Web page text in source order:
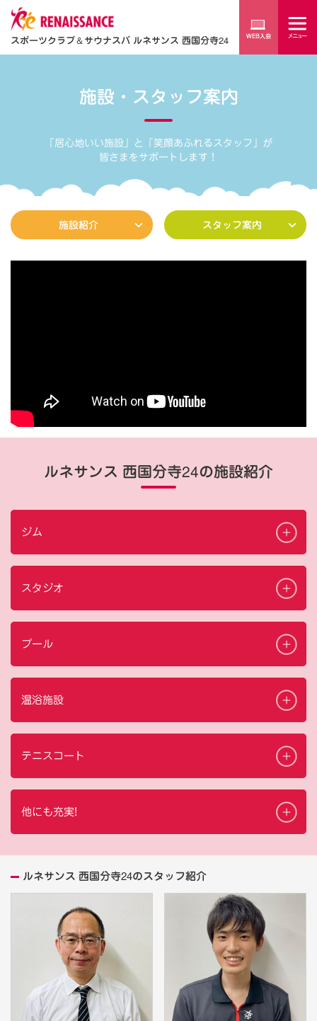
スポーツクラブ＆サウナスパ ルネサンス 西国分寺24
施設・スタッフ案内
「居心地いい施設」と「笑顔あふれるスタッフ」が
皆さまをサポートします！
施設紹介 スタッフ案内
ルネサンス 西国分寺24の施設紹介
ジム
スタジオ
プール
温浴施設
テニスコート
他にも充実!
ルネサンス 西国分寺24のスタッフ紹介